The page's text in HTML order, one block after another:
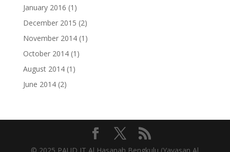
January 2016 (1)
December 2015 (2)
November 2014(1)
October 2014(1)
August 2014(1)
June 2014(2)
© 2025 PAUD IT Al Hasanah Bengkulu (Yayasan Al